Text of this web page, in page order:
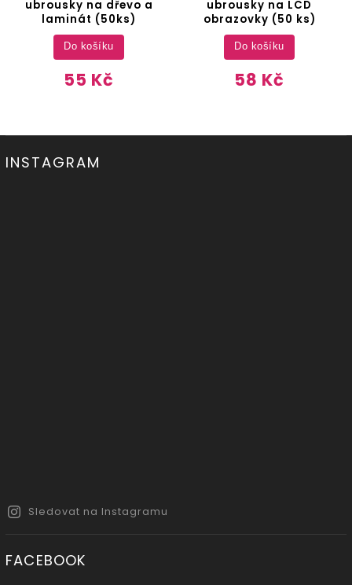
ubrousky na dřevo a
laminát (50ks)
55 Kč
Do košíku
ubrousky na LCD
obrazovky (50 ks)
58 Kč
Do košíku
INSTAGRAM
Sledovat na Instagramu
FACEBOOK